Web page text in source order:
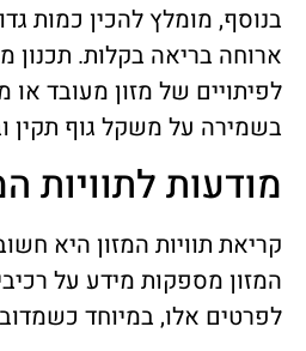
בנוסף, מומלץ להכין כמות
ארוחה בריאה בקלות.
לפיתויים של מזון מעובד או
בשמירה על משקל גוף תקין
מודעות לתוויות
קריאת תוויות המזון היא
המזון מספקות מידע על
לפרטים אלו, במיוחד